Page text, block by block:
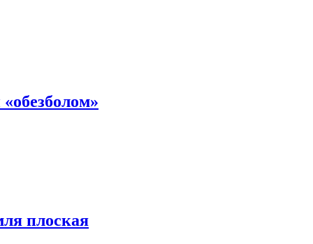
плоская